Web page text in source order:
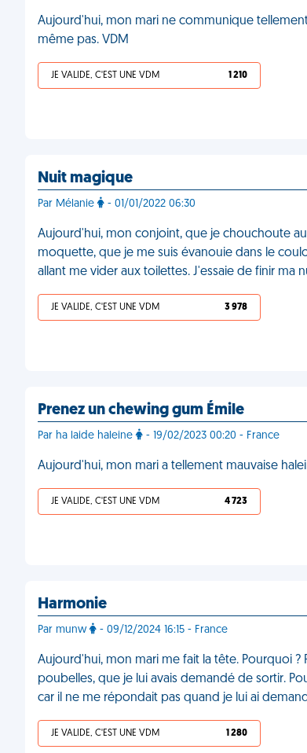
Aujourd'hui, mon mari ne communique
même pas. VDM
JE VALIDE, C'EST UNE VDM 1 210
Nuit magique
Par Mélanie - 01/01/2022 06:30
Aujourd'hui, mon conjoint, que je chouchoute
moquette, que je me suis évanouie dans le
allant me vider aux toilettes. J'essaie de finir ma
JE VALIDE, C'EST UNE VDM 3 978
Prenez un chewing gum Émile
Par ha laide haleine - 19/02/2023 00:20 - France
Aujourd'hui, mon mari a tellement mauvaise
JE VALIDE, C'EST UNE VDM 4 723
Harmonie
Par munw - 09/12/2024 16:15 - France
Aujourd'hui, mon mari me fait la tête. Pourquoi
poubelles, que je lui avais demandé de sortir.
car il ne me répondait pas quand je lui ai
JE VALIDE, C'EST UNE VDM 1 280